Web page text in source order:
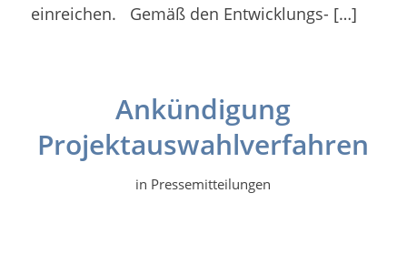
einreichen. Gemäß den Entwicklungs- […]
Ankündigung
Projektauswahlverfahren
in Pressemitteilungen